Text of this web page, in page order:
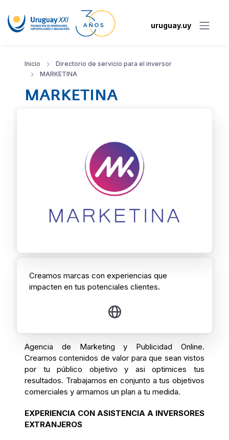
uruguay.uy
Inicio
Directorio de servicio para el inversor
MARKETINA
MARKETINA
Creamos marcas con experiencias que
impacten en tus potenciales clientes.
Agencia de Marketing y Publicidad Online.
Creamos contenidos de valor para que sean vistos
por tu público objetivo y asi optimices tus
resultados. Trabajamos en conjunto a tus objetivos
comerciales y armamos un plan a tu medida.
EXPERIENCIA CON ASISTENCIA A INVERSORES
EXTRANJEROS